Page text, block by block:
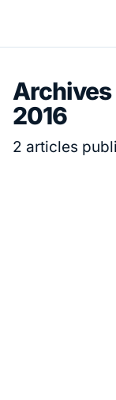
2016
2 articles